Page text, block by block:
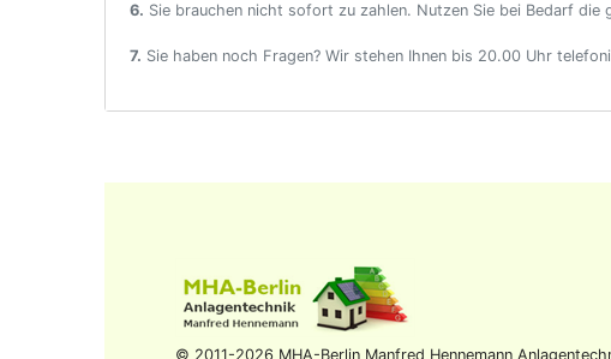
6. Sie brauchen nicht sofort zu zahlen. Nutzen Sie bei Bedarf die
7. Sie haben noch Fragen? Wir stehen Ihnen bis 20.00 Uhr
© 2011-2026 MHA-Berlin Manfred Hennemann